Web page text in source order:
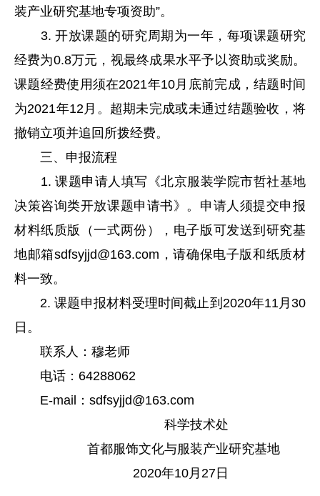
装产业研究基地专项资助”。
3. 开放课题的研究周期为一年，每项课题研究
经费为0.8万元，视最终成果水平予以资助或奖励。
课题经费使用须在2021年10月底前完成，结题时间
为2021年12月。超期未完成或未通过结题验收，将
撤销立项并追回所拨经费。
三、申报流程
1. 课题申请人填写《北京服装学院市哲社基地
决策咨询类开放课题申请书》。申请人须提交申报
材料纸质版（一式两份），电子版可发送到研究基
地邮箱sdfsyjjd@163.com，请确保电子版和纸质材
料一致。
2. 课题申报材料受理时间截止到2020年11月30
日。
联系人：穆老师
电话：64288062
E-mail：sdfsyjjd@163.com
科学技术处
首都服饰文化与服装产业研究基地
2020年10月27日